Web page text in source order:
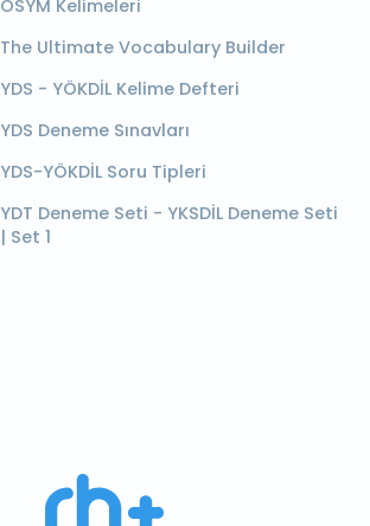
ÖSYM Kelimeleri
The Ultimate Vocabulary Builder
YDS - YÖKDİL Kelime Defteri
YDS Deneme Sınavları
YDS-YÖKDİL Soru Tipleri
YDT Deneme Seti - YKSDİL Deneme Seti
| Set 1